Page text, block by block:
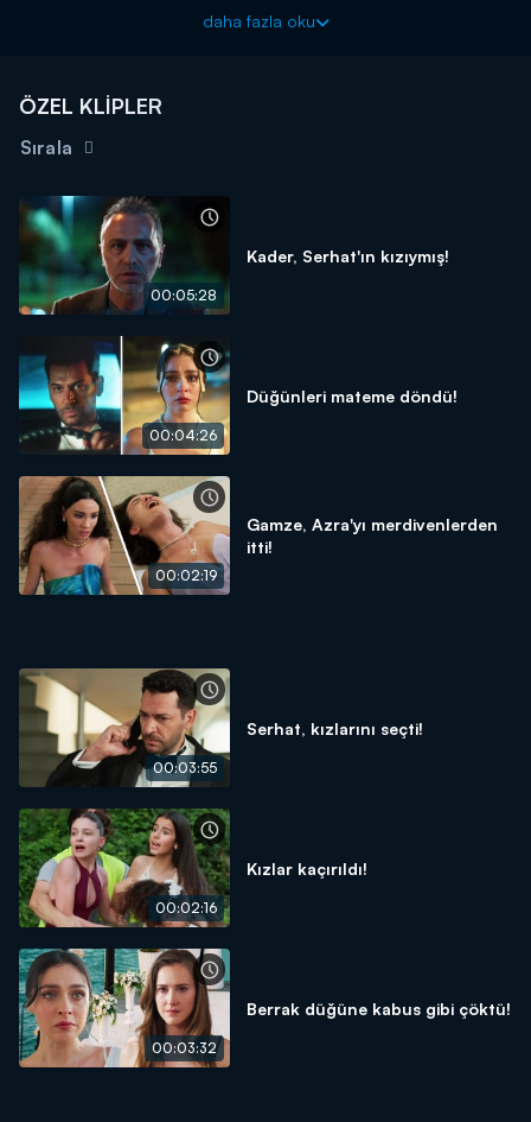
Güller ve Günahlar yeni bölümleriyle cumartesi akşamı
daha fazla oku
ÖZEL KLİPLER
Sırala
00:05:28
Kader, Serhat'ın kızıymış!
00:04:26
Düğünleri mateme döndü!
00:02:19
Gamze, Azra'yı merdivenlerden
itti!
00:03:55
Serhat, kızlarını seçti!
00:02:16
Kızlar kaçırıldı!
00:03:32
Berrak düğüne kabus gibi çöktü!